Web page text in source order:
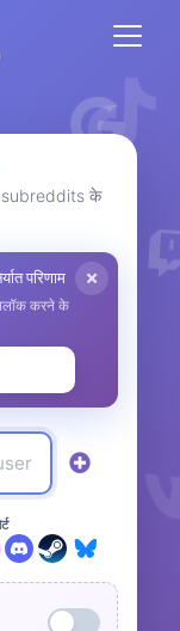
subreddits के
परिणाम
करने के